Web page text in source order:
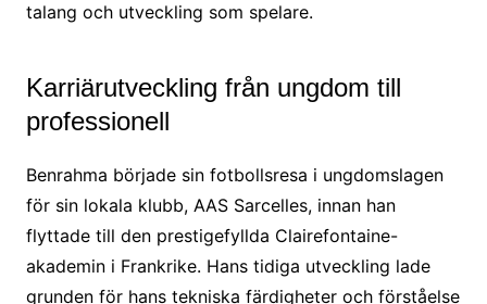
talang och utveckling som spelare.
Karriärutveckling från ungdom till
professionell
Benrahma började sin fotbollsresa i ungdomslagen
för sin lokala klubb, AAS Sarcelles, innan han
flyttade till den prestigefyllda Clairefontaine-
akademin i Frankrike. Hans tidiga utveckling lade
grunden för hans tekniska färdigheter och förståelse